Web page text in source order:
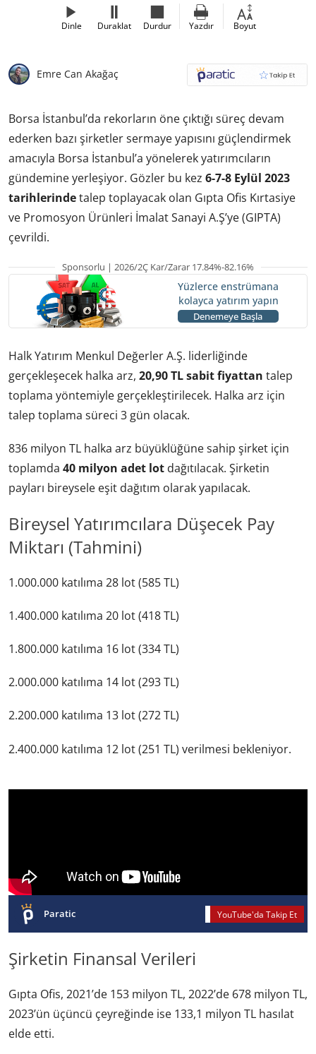
Dinle Duraklat Durdur Yazdır Boyut
Emre Can Akağaç
Borsa İstanbul’da rekorların öne çıktığı süreç devam
ederken bazı şirketler sermaye yapısını güçlendirmek
amacıyla Borsa İstanbul’a yönelerek yatırımcıların
gündemine yerleşiyor. Gözler bu kez 6-7-8 Eylül 2023
tarihlerindetalep toplayacak olan Gıpta Ofis Kırtasiye
ve Promosyon Ürünleri İmalat Sanayi A.Ş’ye (GIPTA)
çevrildi.
Sponsorlu | 2026/2Ç Kar/Zarar 17.84%-82.16%
Yüzlerce enstrümana
kolayca yatırım yapın
Denemeye Başla
Halk Yatırım Menkul Değerler A.Ş. liderliğinde
gerçekleşecek halka arz, 20,90 TL sabit fiyattan talep
toplama yöntemiyle gerçekleştirilecek. Halka arz için
talep toplama süreci 3 gün olacak.
836 milyon TL halka arz büyüklüğüne sahip şirket için
toplamda 40 milyon adet lot dağıtılacak. Şirketin
payları bireysele eşit dağıtım olarak yapılacak.
Bireysel Yatırımcılara Düşecek Pay
Miktarı (Tahmini)
1.000.000 katılıma 28 lot (585 TL)
1.400.000 katılıma 20 lot (418 TL)
1.800.000 katılıma 16 lot (334 TL)
2.000.000 katılıma 14 lot (293 TL)
2.200.000 katılıma 13 lot (272 TL)
2.400.000 katılıma 12 lot (251 TL) verilmesi bekleniyor.
Paratic YouTube'da Takip Et
Şirketin Finansal Verileri
Gıpta Ofis, 2021’de 153 milyon TL, 2022’de 678 milyon TL,
2023’ün üçüncü çeyreğinde ise 133,1 milyon TL hasılat
elde etti.